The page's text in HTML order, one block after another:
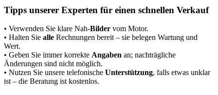
Tipps unserer Experten für einen schnellen Verkauf
• Verwenden Sie klare Nah-Bilder vom Motor.
• Halten Sie alle Rechnungen bereit – sie belegen Wartung und
Wert.
• Geben Sie immer korrekte Angaben an; nachträgliche
Änderungen sind nicht möglich.
• Nutzen Sie unsere telefonische Unterstützung, falls etwas unklar
ist – die Beratung ist kostenlos.